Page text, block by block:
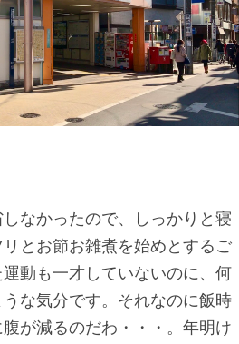
なかったので、しっかりと寝
とお節お雑煮を始めとするご
動も一才していないのに、何
な気分です。それなのに飯時
が減るのだわ・・・。年明け